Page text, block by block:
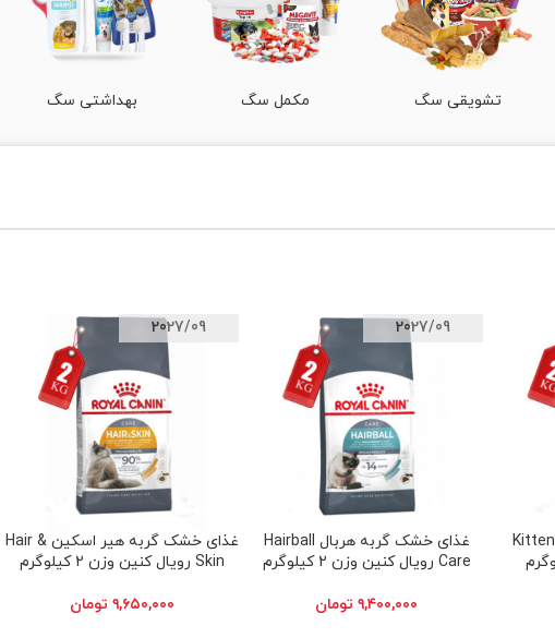
تشویقی سگ مکمل سگ بهداشتی سگ
غذای خشک گربه کیتن Kitten
2027/09
افزودن به سبد خرید
غذای خشک گربه هربال Hairball
Care رویال کنین وزن 2 کیلوگرم
۹,۴۰۰,۰۰۰ تومان
2027/09
افزودن به سبد خرید
غذای خشک گربه هیر اسکین Hair &
Skin رویال کنین وزن 2 کیلوگرم
۹,۶۵۰,۰۰۰ تومان